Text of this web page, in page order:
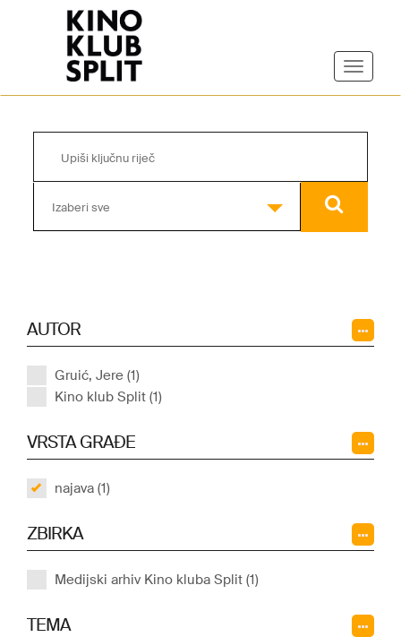
Izaberi sve
AUTOR
Gruić, Jere (1)
Kino klub Split (1)
VRSTA GRAĐE
najava (1)
ZBIRKA
Medijski arhiv Kino kluba Split (1)
TEMA